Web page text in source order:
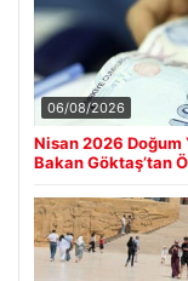
06/08/2026
Nisan 2026 Doğum
Bakan Göktaş’tan